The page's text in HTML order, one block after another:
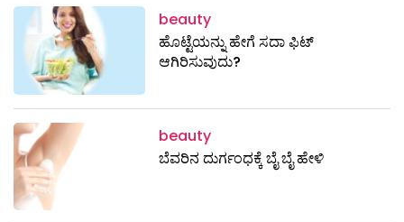
beauty
ಹೊಟ್ಟೆಯನ್ನು ಹೇಗೆ ಸದಾ ಫಿಟ್
ಆಗಿರಿಸುವುದು?
beauty
ಬೆವರಿನ ದುರ್ಗಂಧಕ್ಕೆ ಬೈ ಬೈ ಹೇಳಿ